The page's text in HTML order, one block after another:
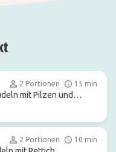
2 Portionen 15 min
mit Pilzen und
2 Portionen 10 min